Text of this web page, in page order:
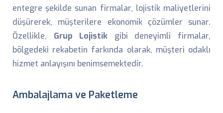
entegre şekilde sunan firmalar, lojistik maliyetlerini
düşürerek, müşterilere ekonomik çözümler sunar.
Özellikle, Grup Lojistik gibi deneyimli firmalar,
bölgedeki rekabetin farkında olarak, müşteri odaklı
hizmet anlayışını benimsemektedir.
Ambalajlama ve Paketleme